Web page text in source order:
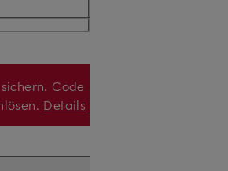
Code
Details